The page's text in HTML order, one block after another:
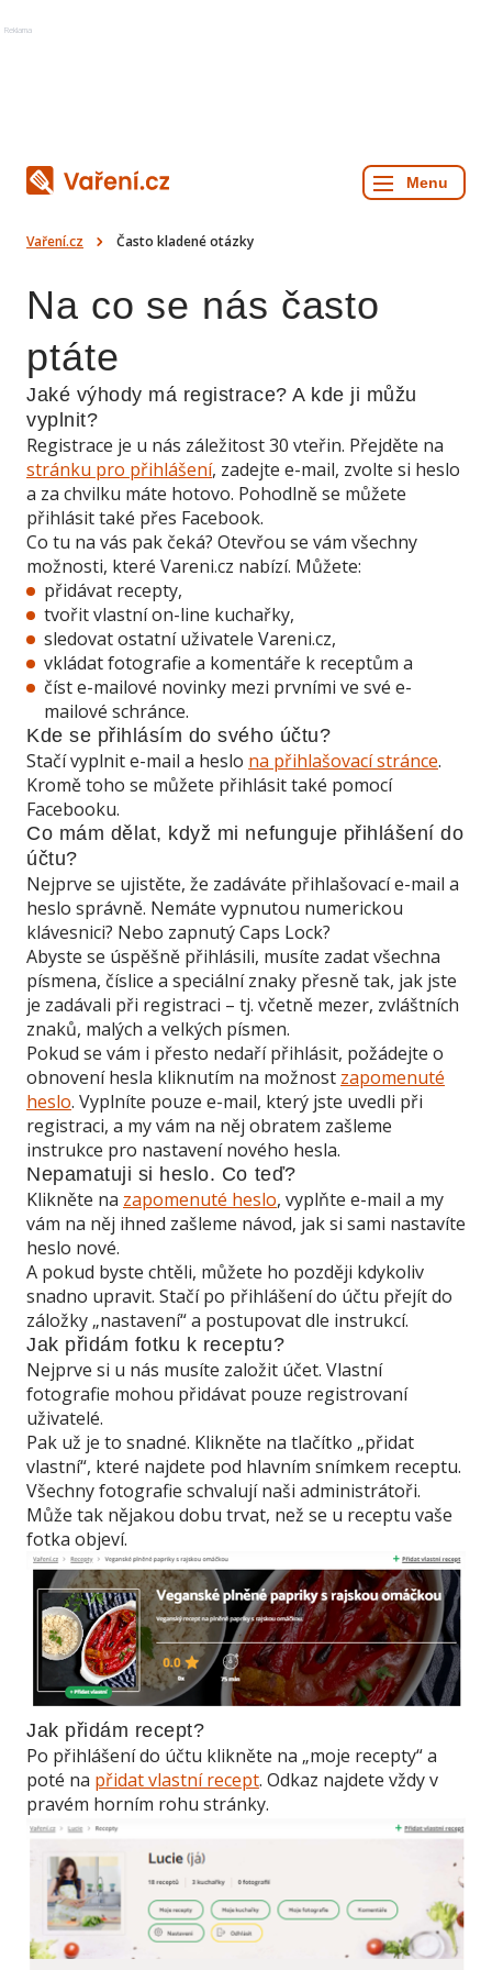
Reklama
Vaření.cz Často kladené otázky
Na co se nás často
ptáte
Jaké výhody má registrace? A kde ji můžu
vyplnit?
Registrace je u nás záležitost 30 vteřin. Přejděte na
stránku pro přihlášení, zadejte e-mail, zvolte si heslo
a za chvilku máte hotovo. Pohodlně se můžete
přihlásit také přes Facebook.
Co tu na vás pak čeká? Otevřou se vám všechny
možnosti, které Vareni.cz nabízí. Můžete:
přidávat recepty,
tvořit vlastní on-line kuchařky,
sledovat ostatní uživatele Vareni.cz,
vkládat fotografie a komentáře k receptům a
číst e-mailové novinky mezi prvními ve své e-
mailové schránce.
Kde se přihlásím do svého účtu?
Stačí vyplnit e-mail a heslo na přihlašovací stránce.
Kromě toho se můžete přihlásit také pomocí
Facebooku.
Co mám dělat, když mi nefunguje přihlášení do
účtu?
Nejprve se ujistěte, že zadáváte přihlašovací e-mail a
heslo správně. Nemáte vypnutou numerickou
klávesnici? Nebo zapnutý Caps Lock?
Abyste se úspěšně přihlásili, musíte zadat všechna
písmena, číslice a speciální znaky přesně tak, jak jste
je zadávali při registraci – tj. včetně mezer, zvláštních
znaků, malých a velkých písmen.
Pokud se vám i přesto nedaří přihlásit, požádejte o
obnovení hesla kliknutím na možnost zapomenuté
heslo. Vyplníte pouze e-mail, který jste uvedli při
registraci, a my vám na něj obratem zašleme
instrukce pro nastavení nového hesla.
Nepamatuji si heslo. Co teď?
Klikněte na zapomenuté heslo, vyplňte e-mail a my
vám na něj ihned zašleme návod, jak si sami nastavíte
heslo nové.
A pokud byste chtěli, můžete ho později kdykoliv
snadno upravit. Stačí po přihlášení do účtu přejít do
záložky „nastavení“ a postupovat dle instrukcí.
Jak přidám fotku k receptu?
Nejprve si u nás musíte založit účet. Vlastní
fotografie mohou přidávat pouze registrovaní
uživatelé.
Pak už je to snadné. Klikněte na tlačítko „přidat
vlastní“, které najdete pod hlavním snímkem receptu.
Všechny fotografie schvalují naši administrátoři.
Může tak nějakou dobu trvat, než se u receptu vaše
fotka objeví.
Jak přidám recept?
Po přihlášení do účtu klikněte na „moje recepty“ a
poté na přidat vlastní recept. Odkaz najdete vždy v
pravém horním rohu stránky.